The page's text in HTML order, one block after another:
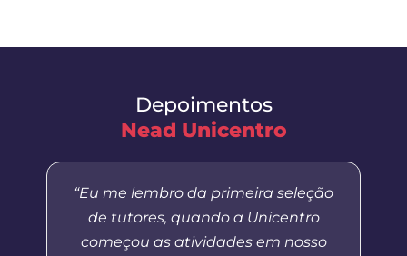
Depoimentos
Nead Unicentro
“Eu me lembro da primeira seleção
de tutores, quando a Unicentro
começou as atividades em nosso